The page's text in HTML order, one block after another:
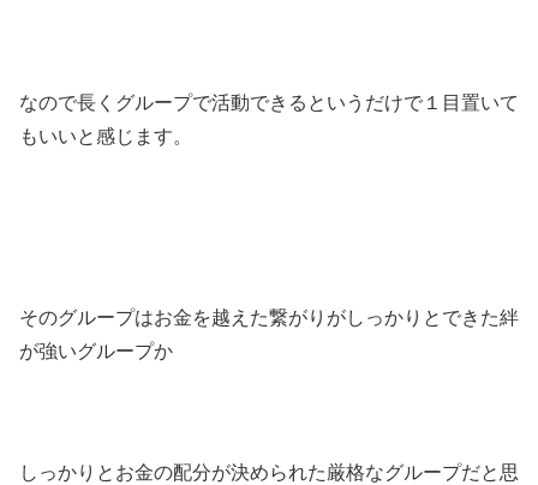
なので長くグループで活動できるというだけで１目置いて
もいいと感じます。
そのグループはお金を越えた繋がりがしっかりとできた絆
が強いグループか
しっかりとお金の配分が決められた厳格なグループだと思